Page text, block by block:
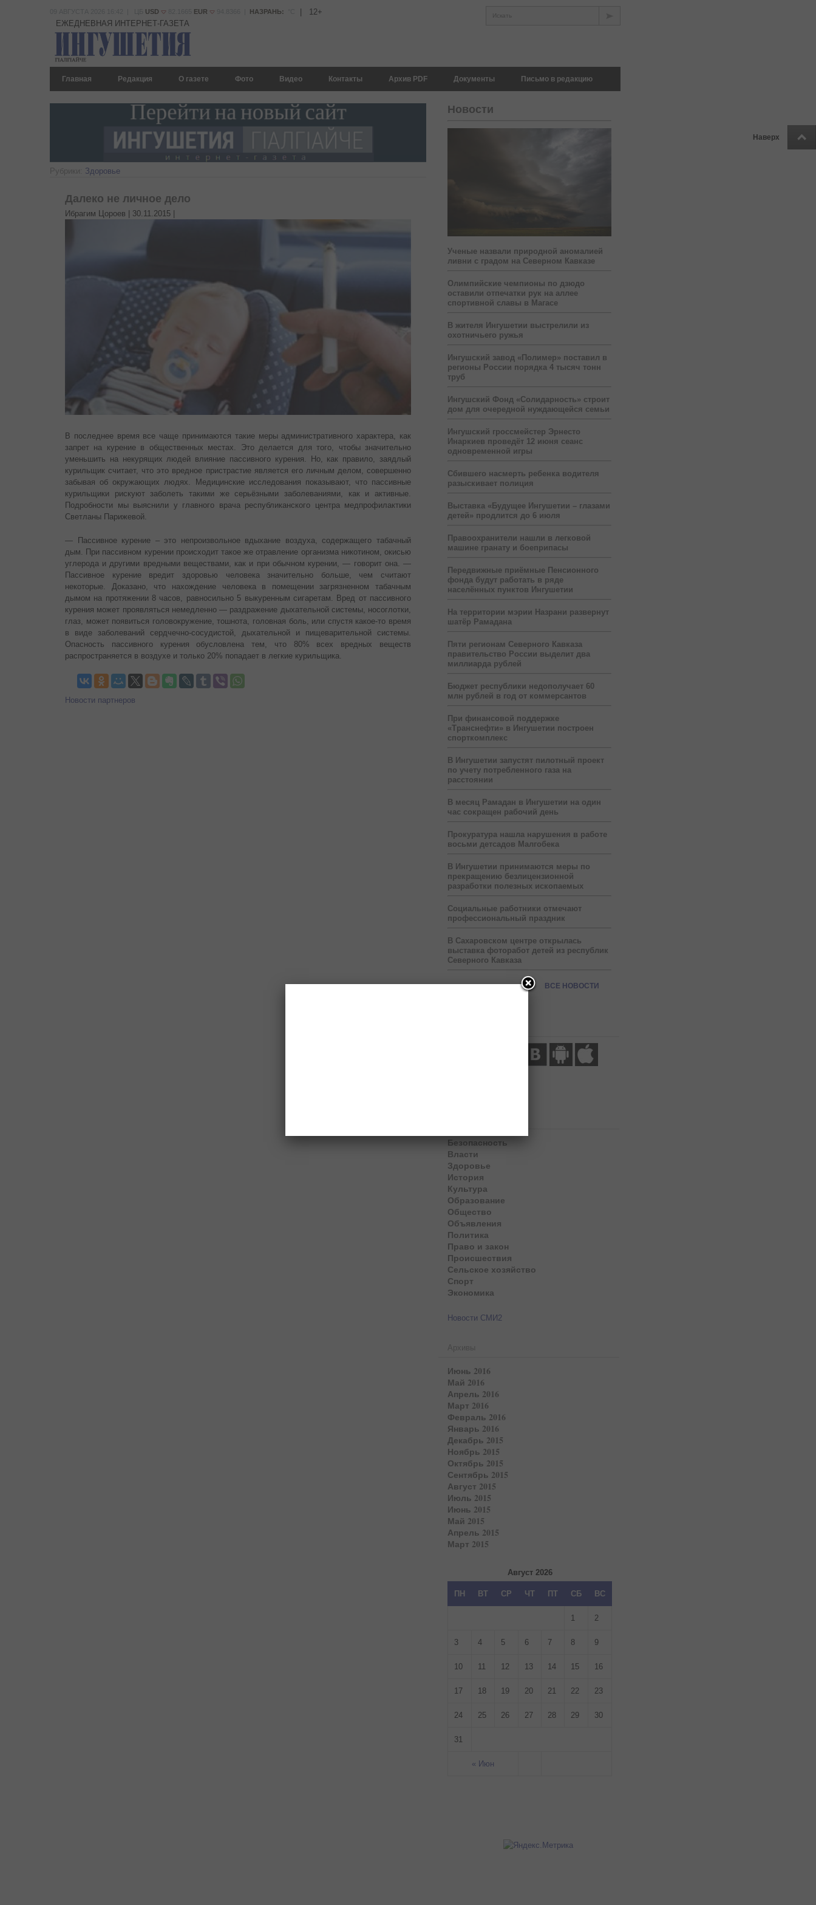
Наверх
USD EUR НАЗРАНЬ: 12+ Искать
ЕЖЕДНЕВНАЯ ИНТЕРНЕТ-ГАЗЕТА
Главная Редакция О газете Фото Видео Контакты Архив PDF Документы Письмо в редакцию
Рубрики: Здоровье
Далеко не личное дело
Ибрагим Цороев | 30.11.2015
В последнее время все чаще принимаются такие меры административного характера, как
запрет на курение в общественных местах. Это делается для того, чтобы значительно
уменьшить на некурящих людей влияние пассивного курения.
Но, как правило, заядлый
курильщик считает, что это вредное пристрастие является его личным делом, совершенно
забывая об окружающих людях. Медицинские исследования показывают, что пассивные
курильщики рискуют заболеть такими же серьёзными заболеваниями, как и активные.
Подробности мы выяснили у главного врача республиканского центра медпрофилактики
Светланы Парижевой.
— Пассивное курение – это непроизвольное вдыхание воздуха, содержащего табачный
дым. При пассивном курении происходит такое же отравление организма никотином, окисью
углерода и другими вредными веществами, как и при обычном курении, — говорит она. —
Пассивное курение вредит здоровью человека значительно больше, чем считают
некоторые. Доказано, что нахождение человека в помещении загрязненном табачным
дымом на протяжении 8 часов, равносильно 5 выкуренным сигаретам. Вред от пассивного
курения может проявляться немедленно — раздражение дыхательной системы, носоглотки,
глаз, может появиться головокружение, тошнота, головная боль, или спустя какое-то время
в виде заболеваний сердчечно-сосудистой, дыхательной и пищеварительной системы.
Опасность пассивного курения обусловлена тем, что 80% всех вредных веществ
распространяется в воздухе и только 20% попадает в легкие курильщика.
Новости партнеров
Новости
Ученые назвали природной аномалией
ливни с градом на Северном Кавказе
Олимпийские чемпионы по дзюдо
оставили отпечатки рук на аллее
спортивной славы в Магасе
В жителя Ингушетии выстрелили из
охотничьего ружья
Ингушский завод «Полимер» поставил в
регионы России порядка 4 тысяч тонн
труб
Ингушский Фонд «Солидарность» строит
дом для очередной нуждающейся семьи
Ингушский гроссмейстер Эрнесто
Инаркиев проведёт 12 июня сеанс
одновременной игры
Сбившего насмерть ребенка водителя
разыскивает полиция
Выставка «Будущее Ингушетии – глазами
детей» продлится до 6 июля
Правоохранители нашли в легковой
машине гранату и боеприпасы
Передвижные приёмные Пенсионного
фонда будут работать в ряде
населённых пунктов Ингушетии
На территории мэрии Назрани развернут
шатёр Рамадана
Пяти регионам Северного Кавказа
правительство России выделит два
миллиарда рублей
Бюджет республики недополучает 60
млн рублей в год от коммерсантов
При финансовой поддержке
«Транснефти» в Ингушетии построен
спорткомплекс
В Ингушетии запустят пилотный проект
по учету потребленного газа на
расстоянии
В месяц Рамадан в Ингушетии на один
час сокращен рабочий день
Прокуратура нашла нарушения в работе
восьми детсадов Малгобека
В Ингушетии принимаются меры по
прекращению безлицензионной
разработки полезных ископаемых
Социальные работники отмечают
профессиональный праздник
В Сахаровском центре открылась
выставка фоторабот детей из республик
Северного Кавказа
ВСЕ НОВОСТИ
Безопасность
Власти
Здоровье
История
Культура
Образование
Общество
Объявления
Политика
Право и закон
Происшествия
Сельское хозяйство
Спорт
Экономика
Новости СМИ2
Архивы
Июнь 2016
Май 2016
Апрель 2016
Март 2016
Февраль 2016
Январь 2016
Декабрь 2015
Ноябрь 2015
Октябрь 2015
Сентябрь 2015
Август 2015
Июль 2015
Июнь 2015
Май 2015
Апрель 2015
Март 2015
Август 2026
ПН ВТ СР ЧТ ПТ СБ ВС
« Июн
1 2
3 4 5 6 7 8 9
10 11 12 13 14 15 16
17 18 19 20 21 22 23
24 25 26 27 28 29 30
31